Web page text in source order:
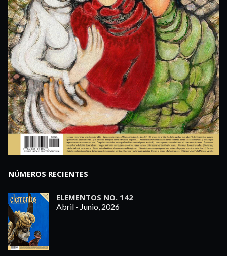
NÚMEROS RECIENTES
ELEMENTOS NO. 142
Abril - Junio, 2026